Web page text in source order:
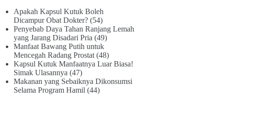
Apakah Kapsul Kutuk Boleh
Dicampur Obat Dokter? (54)
Penyebab Daya Tahan Ranjang Lemah
yang Jarang Disadari Pria (49)
Manfaat Bawang Putih untuk
Mencegah Radang Prostat (48)
Kapsul Kutuk Manfaatnya Luar Biasa!
Simak Ulasannya (47)
Makanan yang Sebaiknya Dikonsumsi
Selama Program Hamil (44)